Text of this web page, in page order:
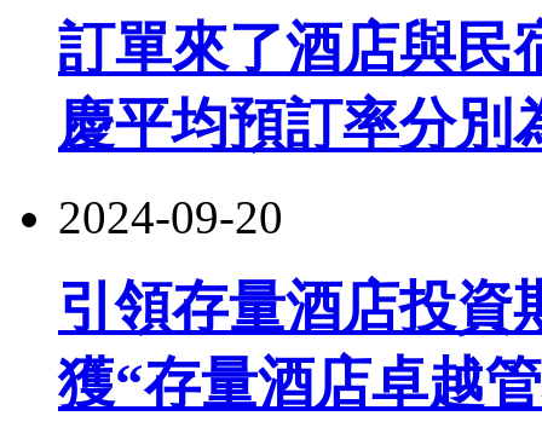
訂單來了酒店與民
慶平均預訂率分別
2024-09-20
引領存量酒店投資
獲“存量酒店卓越